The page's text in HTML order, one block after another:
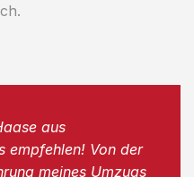
aus
empfehlen! Von der
meines Umzugs